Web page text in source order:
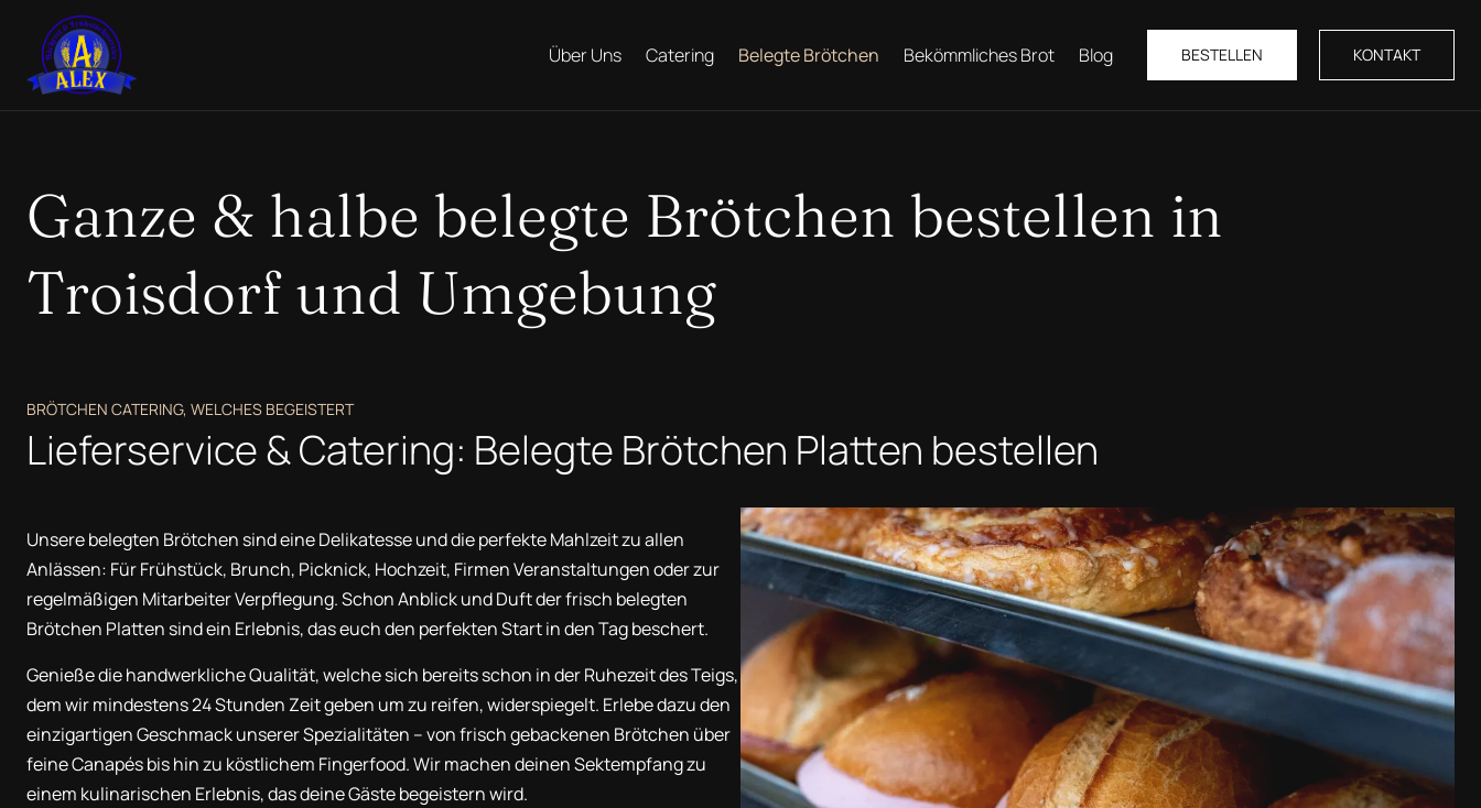
Über Uns Catering Belegte Brötchen Bekömmliches Brot Blog BESTELLEN KONTAKT
Ganze & halbe belegte Brötchen bestellen in
Troisdorf und Umgebung
BRÖTCHEN CATERING, WELCHES BEGEISTERT
Lieferservice & Catering: Belegte Brötchen Platten bestellen
Unsere belegten Brötchen sind eine Delikatesse und die perfekte Mahlzeit zu allen
Anlässen: Für Frühstück, Brunch, Picknick, Hochzeit, Firmen Veranstaltungen oder zur
regelmäßigen Mitarbeiter Verpflegung. Schon Anblick und Duft der frisch belegten
Brötchen Platten sind ein Erlebnis, das euch den perfekten Start in den Tag beschert.
Genieße die handwerkliche Qualität, welche sich bereits schon in der Ruhezeit des Teigs,
dem wir mindestens 24 Stunden Zeit geben um zu reifen, widerspiegelt. Erlebe dazu den
einzigartigen Geschmack unserer Spezialitäten – von frisch gebackenen Brötchen über
feine Canapés bis hin zu köstlichem Fingerfood. Wir machen deinen Sektempfang zu
einem kulinarischen Erlebnis, das deine Gäste begeistern wird.